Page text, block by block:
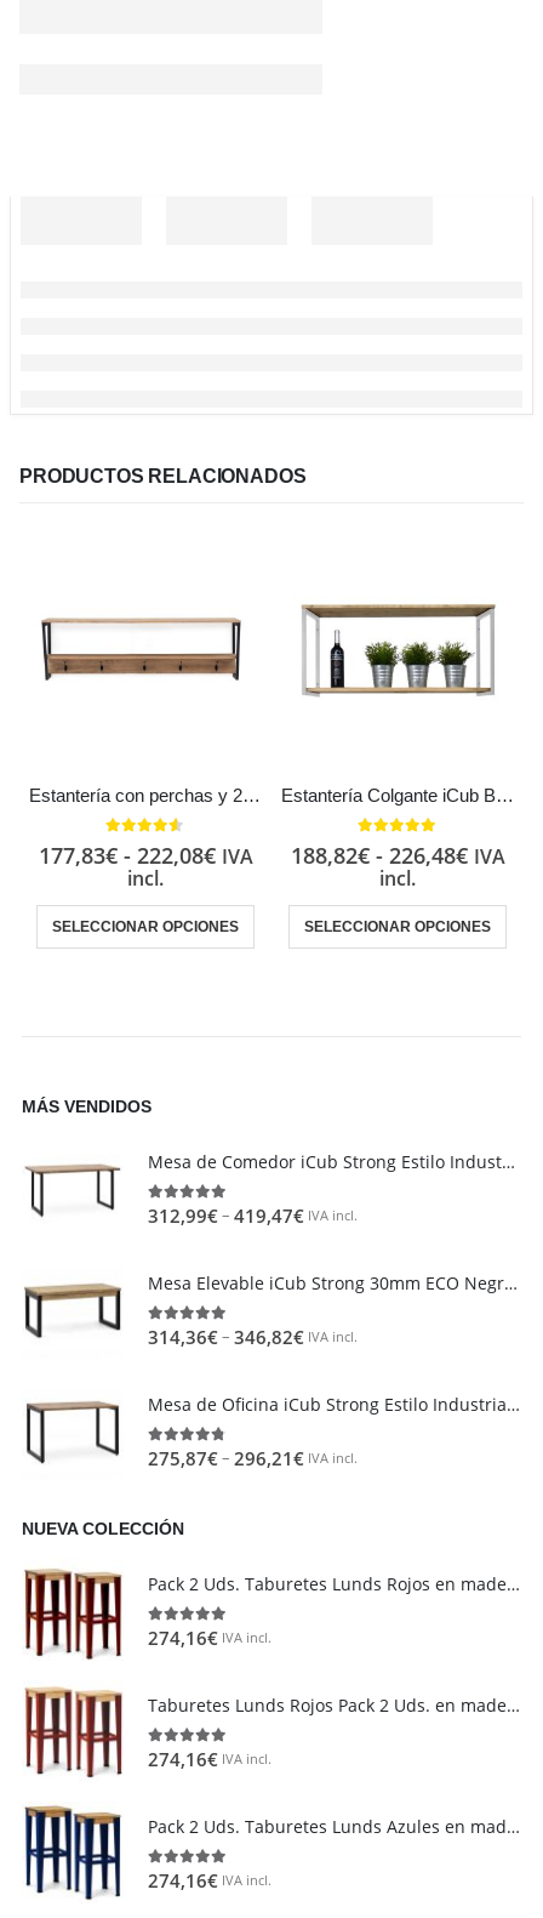
PRODUCTOS RELACIONADOS
Estantería con perchas y 2 marcos Estilo Industrial Vintage metal en Negro
177,83€ - 222,08€ IVA
incl.
SELECCIONAR OPCIONES
Estantería Colgante iCub Big Wood 2 Estantes 2 Marcos Blanca en madera maciza de pino acabado vintage estilo industrial Box Furniture
188,82€ - 226,48€ IVA
incl.
SELECCIONAR OPCIONES
MÁS VENDIDOS
Mesa de Comedor iCub Strong Estilo Industrial Vintage metal en Negro
4.95out of 5
312,99€– 419,47€ IVA incl.
Mesa Elevable iCub Strong 30mm ECO Negra en madera maciza de pino acabado vintage estilo industrial Box Furniture
4.85 out of 5
314,36€– 346,82€ IVA incl.
Mesa de Oficina iCub Strong Estilo Industrial Vintage metal en Negro
4.73 out of 5
275,87€– 296,21€ IVA incl.
NUEVA COLECCIÓN
Pack 2 Uds. Taburetes Lunds Rojos en madera maciza de pino acabado vintage estilo industrial Box Furniture
5.00 out of 5
274,16€ IVA incl.
Taburetes Lunds Rojos Pack 2 Uds. en madera maciza de pino acabado Natural Box Furniture
5.00 out of 5
274,16€ IVA incl.
Pack 2 Uds. Taburetes Lunds Azules en madera maciza de pino acabado vintage estilo industrial Box Furniture
5.00 out of 5
274,16€ IVA incl.
Área de clientes
Mi Cuenta
Mi lista de deseos
Atención al cliente
Condiciones de transporte
Devoluciones y reembolsos
Aviso Legal y política de privacidad
FAQ´s
Atención al Cliente